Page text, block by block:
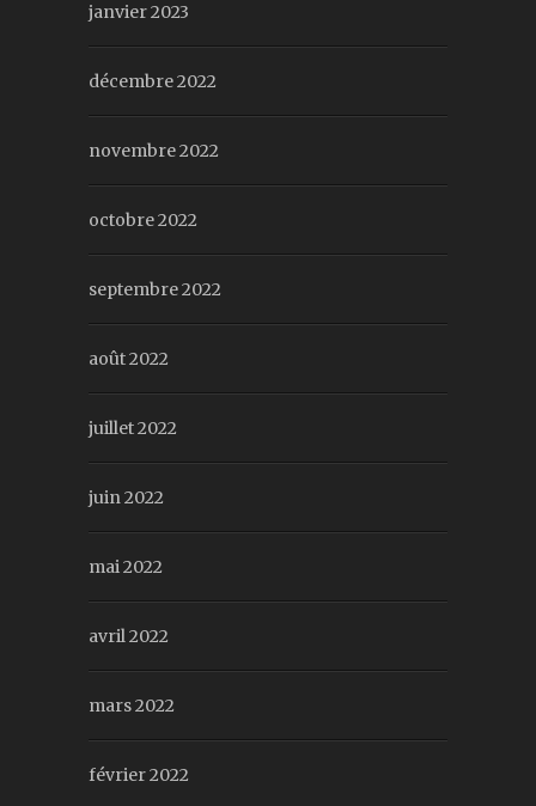
janvier 2023
décembre 2022
novembre 2022
octobre 2022
septembre 2022
août 2022
juillet 2022
juin 2022
mai 2022
avril 2022
mars 2022
février 2022